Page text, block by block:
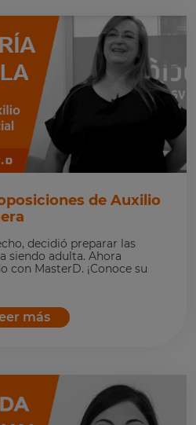
de Auxilio
decidió preparar las
siendo adulta. Ahora
con MasterD. ¡Conoce su
más